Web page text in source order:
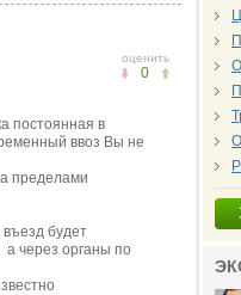
оценить
0
постоянная в
ввоз Вы не
пределами
будет
через органы по